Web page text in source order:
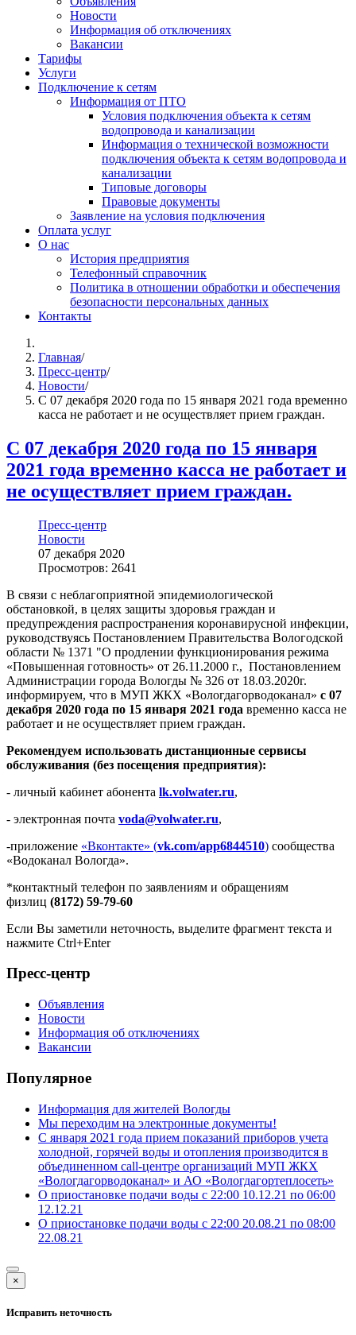
Новости
Информация об отключениях
Вакансии
Тарифы
Услуги
Подключение к сетям
Информация от ПТО
Условия подключения объекта к сетям
водопровода и канализации
Информация о технической возможности
подключения объекта к сетям водопровода и
канализации
Типовые договоры
Правовые документы
Заявление на условия подключения
Оплата услуг
О нас
История предприятия
Телефонный справочник
Политика в отношении обработки и обеспечения
безопасности персональных данных
Контакты
Главная/
Пресс-центр/
Новости/
С 07 декабря 2020 года по 15 января 2021 года временно
касса не работает и не осуществляет прием граждан.
С 07 декабря 2020 года по 15 января
2021 года временно касса не работает и
не осуществляет прием граждан.
Пресс-центр
Новости
07 декабря 2020
Просмотров: 2641
В связи с неблагоприятной эпидемиологической
обстановкой, в целях защиты здоровья граждан и
предупреждения распространения коронавирусной инфекции,
руководствуясь Постановлением Правительства Вологодской
области № 1371 "О продлении функционирования режима
«Повышенная готовность» от 26.11.2000 г., Постановлением
Администрации города Вологды № 326 от 18.03.2020г.
информируем, что в МУП ЖКХ «Вологдагорводоканал» с 07
декабря 2020 года по 15 января 2021 года временно касса не
работает и не осуществляет прием граждан.
Рекомендуем использовать дистанционные сервисы
обслуживания (без посещения предприятия):
- личный кабинет абонента lk.volwater.ru,
- электронная почта voda@volwater.ru,
-приложение «Вконтакте» (vk.com/app6844510) сообщества
«Водоканал Вологда».
*контактный телефон по заявлениям и обращениям
физлиц (8172) 59-79-60
Если Вы заметили неточность, выделите фрагмент текста и
нажмите Ctrl+Enter
Пресс-центр
Объявления
Новости
Информация об отключениях
Вакансии
Популярное
Информация для жителей Вологды
Мы переходим на электронные документы!
С января 2021 года прием показаний приборов учета
холодной, горячей воды и отопления производится в
объединенном call-центре организаций МУП ЖКХ
«Вологдагорводоканал» и АО «Вологдагортеплосеть»
О приостановке подачи воды с 22:00 10.12.21 по 06:00
12.12.21
О приостановке подачи воды с 22:00 20.08.21 по 08:00
22.08.21
×
Исправить неточность